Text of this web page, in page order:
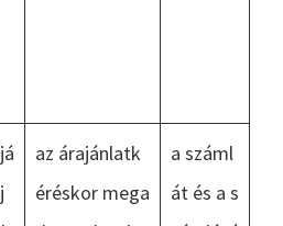
az árajánlatk
éréskor mega
a száml
át és a s